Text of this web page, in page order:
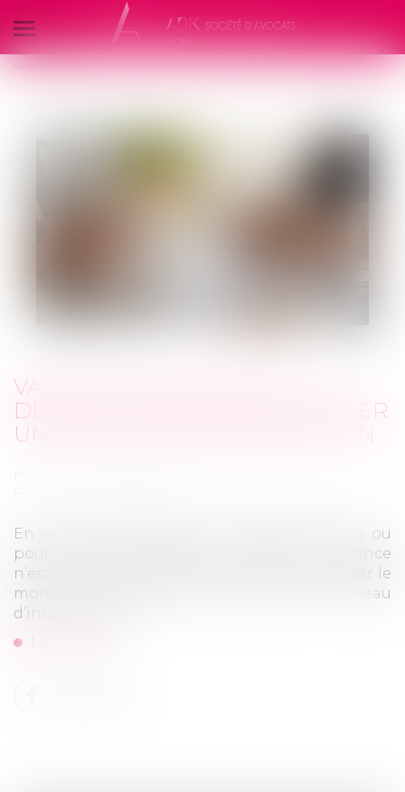
Ouvrir
le
menu
Vous êtes ici :
Accueil
VALEUR EN ASSURANCE : LA
DÉFINITION SIMPLE POUR ÉVITER
UNE MAUVAISE INDEMNISATION
En assurance habitation, en assurance auto ou
pour un objet précieux, la valeur en assurance
n’est pas un détail administratif. Elle sert à fixer le
montant de la prime et surtout le niveau
d’indemnisation ...